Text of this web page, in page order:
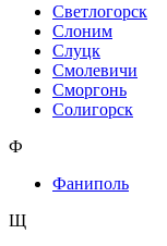
Светлогорск
Слоним
Слуцк
Смолевичи
Сморгонь
Солигорск
Ф
Фаниполь
Щ